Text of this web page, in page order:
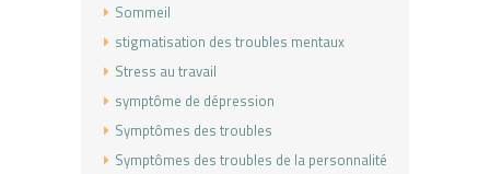
Sommeil
stigmatisation des troubles mentaux
Stress au travail
symptôme de dépression
Symptômes des troubles
Symptômes des troubles de la personnalité